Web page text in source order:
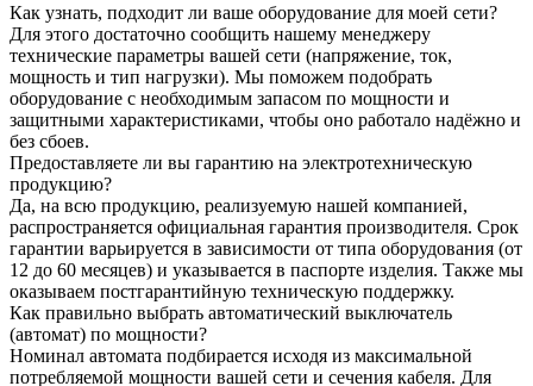
Как узнать, подходит ли ваше оборудование для моей сети?
Для этого достаточно сообщить нашему менеджеру
технические параметры вашей сети (напряжение, ток,
мощность и тип нагрузки). Мы поможем подобрать
оборудование с необходимым запасом по мощности и
защитными характеристиками, чтобы оно работало надёжно и
без сбоев.
Предоставляете ли вы гарантию на электротехническую
продукцию?
Да, на всю продукцию, реализуемую нашей компанией,
распространяется официальная гарантия производителя. Срок
гарантии варьируется в зависимости от типа оборудования (от
12 до 60 месяцев) и указывается в паспорте изделия. Также мы
оказываем постгарантийную техническую поддержку.
Как правильно выбрать автоматический выключатель
(автомат) по мощности?
Номинал автомата подбирается исходя из максимальной
потребляемой мощности вашей сети и сечения кабеля. Для